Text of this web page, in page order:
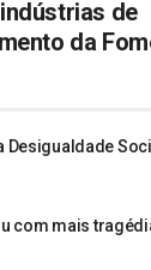
de
da
Desigualdade
com mais